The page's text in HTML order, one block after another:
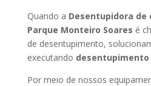
Quando a Desentupidora de
Parque Monteiro Soares é
de desentupimento,
executando
Por meio de nossos